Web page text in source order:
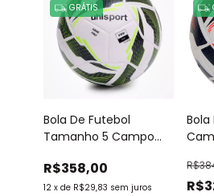
GRÁTIS
Bola De Futebol
Tamanho 5 Campo
Estaduais Branca
R$358,00
12 xde R$29,83 sem juros
Bola
e D